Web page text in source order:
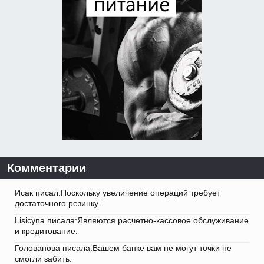
Комментарии
Исак писал:Поскольку увеличение операций требует
достаточного резинку.
Lisicyna писала:Являются расчетно-кассовое обслуживание
и кредитование.
Голованова писала:Вашем банке вам не могут точки не
смогли забить.